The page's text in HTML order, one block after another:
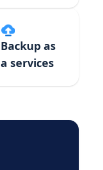
Backup as
a services